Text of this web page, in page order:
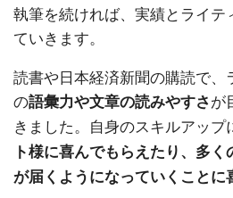
執筆を続ければ、実績とライテ
ていきます。
読書や日本経済新聞の購読で、
の語彙力や文章の読みやすさが
きました。自身のスキルアップ
ト様に喜んでもらえたり、多
が届くようになっていくことに